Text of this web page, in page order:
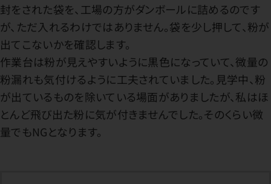
封をされた袋を、工場の方がダンボールに詰めるのです
が、ただ入れるわけではありません。袋を少し押して、粉が
出てこないかを確認します。
作業台は粉が見えやすいように黒色になっていて、微量の
粉漏れも気付けるように工夫されていました。見学中、粉
が出ているものを除いている場面がありましたが、私はほ
とんど飛び出た粉に気が付きませんでした。そのくらい微
量でもNGとなります。